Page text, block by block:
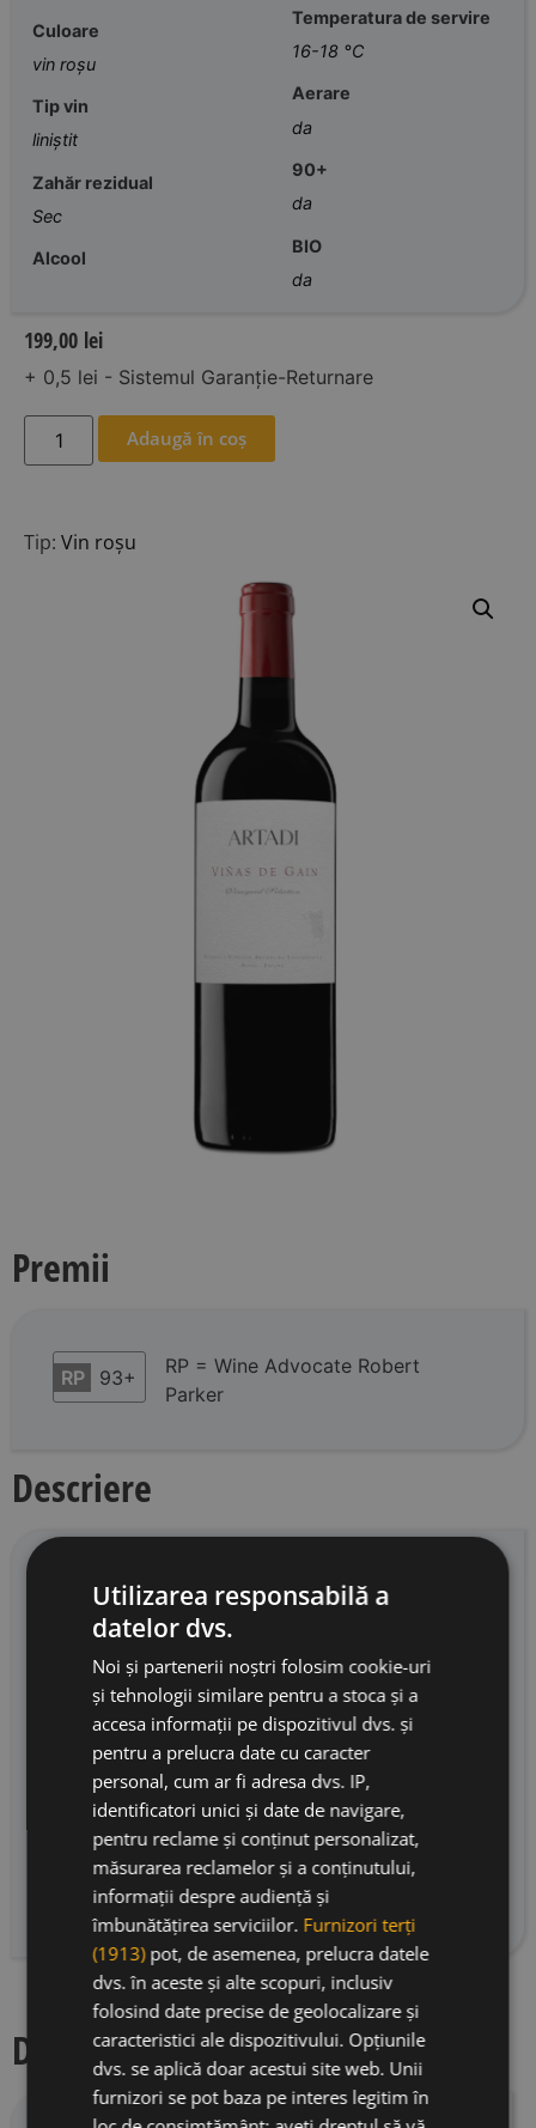
Culoare
vin roșu
Tip vin
liniștit
Zahăr rezidual
Sec
Alcool
Temperatura de servire
16-18 °C
Aerare
da
90+
da
BIO
da
199,00 lei
+ 0,5 lei - Sistemul Garanție-Returnare
Adaugă în coș
Tip: Vin roșu
Premii
RP 93+
RP = Wine Advocate Robert
Parker
Descriere
Viñas de Gain este un Tempranillo organic care
reunește parcele vechi din Laguardia și Elvillar
de Álava – Biurko, Castillejo, El Somo, Las
Horcas și altele – expresia coletivă a Riojei
Alavesa. Culesul manual, vinificarea în cuve
deschise cu macerarea la rece timp de 24-48
ore și maturarea 10 luni în demi-muids plus 6
luni în foudre dau naștere unui vin centrat pe
fruct, cu un înveliș tannic atractiv și persistent,
un atac viguros și un caracter accentuat.
Produs în 61.782 de sticle, Viñas de Gain
reprezintă intrarea perfectă în universul Artadi.
Descriere producator
Utilizarea responsabilă a
datelor dvs.
Noi și partenerii noștri folosim cookie-uri
și tehnologii similare pentru a stoca și a
accesa informații pe dispozitivul dvs. și
pentru a prelucra date cu caracter
personal, cum ar fi adresa dvs. IP,
identificatori unici și date de navigare,
pentru reclame și conținut personalizat,
măsurarea reclamelor și a conținutului,
informații despre audiență și
îmbunătățirea serviciilor. Furnizori terți
(1913)pot, de asemenea, prelucra datele
dvs. în aceste și alte scopuri, inclusiv
folosind date precise de geolocalizare și
caracteristici ale dispozitivului. Opțiunile
dvs. se aplică doar acestui site web. Unii
furnizori se pot baza pe interes legitim în